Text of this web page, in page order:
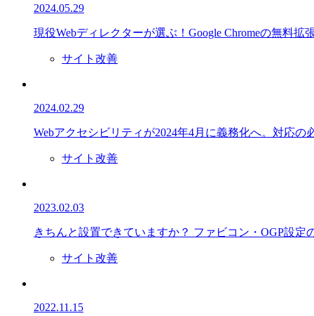
2024.05.29
現役Webディレクターが選ぶ！Google Chromeの無料拡
サイト改善
2024.02.29
Webアクセシビリティが2024年4月に義務化へ。対応の
サイト改善
2023.02.03
きちんと設置できていますか？ ファビコン・OGP設定
サイト改善
2022.11.15